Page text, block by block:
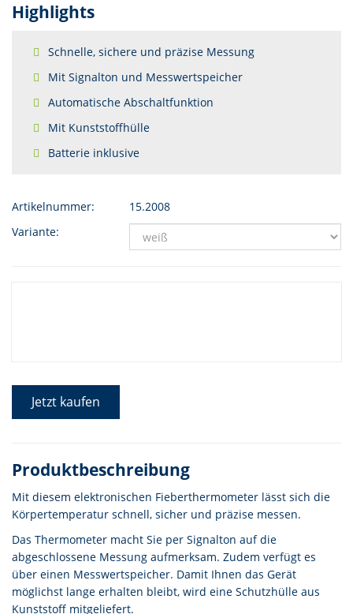
Highlights
Schnelle, sichere und präzise Messung
Mit Signalton und Messwertspeicher
Automatische Abschaltfunktion
Mit Kunststoffhülle
Batterie inklusive
Artikelnummer:
15.2008
Variante:
Jetzt kaufen
Produktbeschreibung
Mit diesem elektronischen Fieberthermometer lässt sich die
Körpertemperatur schnell, sicher und präzise messen.
Das Thermometer macht Sie per Signalton auf die
abgeschlossene Messung aufmerksam. Zudem verfügt es
über einen Messwertspeicher. Damit Ihnen das Gerät
möglichst lange erhalten bleibt, wird eine Schutzhülle aus
Kunststoff mitgeliefert.